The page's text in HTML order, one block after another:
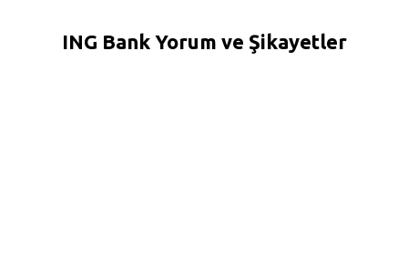
ING Bank Yorum ve Şikayetler